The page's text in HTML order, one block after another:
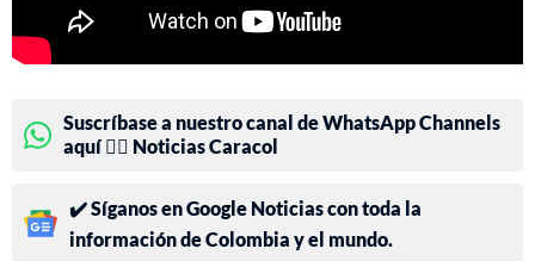
Suscríbase a nuestro canal de WhatsApp Channels
aquí 👉🏻 Noticias Caracol
✔️ Síganos en Google Noticias con toda la
información de Colombia y el mundo.